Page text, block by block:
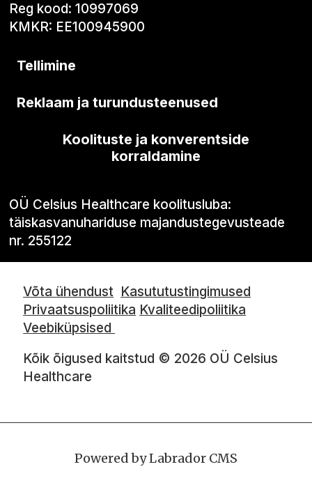
Reg kood: 10997069
KMKR: EE100945900
Tellimine
Reklaam ja turundusteenused
Koolituste ja konverentside
korraldamine
OÜ Celsius Healthcare koolitusluba:
täiskasvanuhariduse majandustegevusteade
nr. 255122
Võta ühendust Kasututustingimused
Privaatsuspoliitika Kvaliteedipoliitika
Veebiküpsised
Kõik õigused kaitstud © 2026 OÜ Celsius
Healthcare
Powered by Labrador CMS